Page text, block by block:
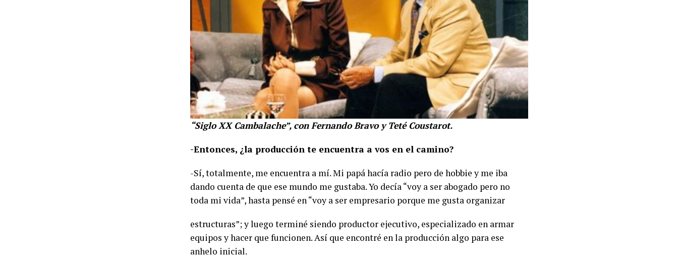
“Siglo XX Cambalache”, con Fernando Bravo y Teté Coustarot.
-Entonces, ¿la producción te encuentra a vos en el camino?
-Sí, totalmente, me encuentra a mí. Mi papá hacía radio pero de hobbie y me iba
dando cuenta de que ese mundo me gustaba. Yo decía “voy a ser abogado pero no
toda mi vida”, hasta pensé en “voy a ser empresario porque me gusta organizar
estructuras”; y luego terminé siendo productor ejecutivo, especializado en armar
equipos y hacer que funcionen. Así que encontré en la producción algo para ese
anhelo inicial.